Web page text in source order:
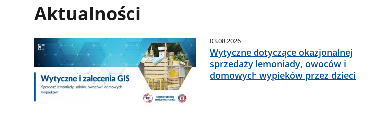
Aktualności
03.08.2026
Wytyczne dotyczące okazjonalnej
sprzedaży lemoniady, owoców i
domowych wypieków przez dzieci